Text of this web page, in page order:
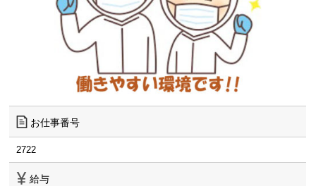
お仕事番号
2722
給与